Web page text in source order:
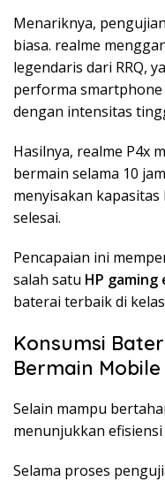
Menariknya,
biasa. realme
legendaris dari RRQ,
performa
dengan intensitas
Hasilnya, realme P4x
bermain selama 10
menyisakan
selesai.
Pencapaian ini
salah satu HP
baterai terbaik di
Konsumsi
Bermain
Selain mampu
menunjukkan
Selama proses